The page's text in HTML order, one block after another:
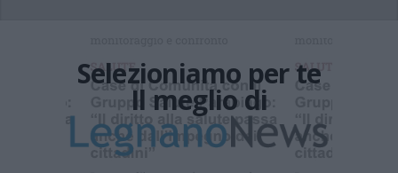
Ti sei
perso le